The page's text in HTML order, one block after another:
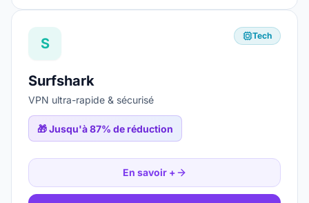
S Tech
Surfshark
VPN ultra-rapide & sécurisé
🎁Jusqu'à 87% de réduction
En savoir +